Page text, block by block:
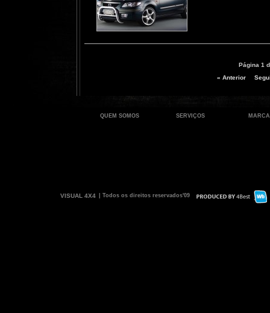
Página 1
« Anterior
QUEM SOMOS SERVIÇOS
VISUAL 4X4 | Todos os direitos reservados'09